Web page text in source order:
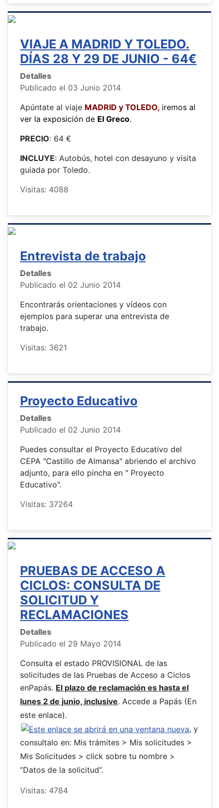
VIAJE A MADRID Y TOLEDO.
DÍAS 28 Y 29 DE JUNIO - 64€
Detalles
Publicado el 03 Junio 2014
Apúntate al viaje MADRID y TOLEDO, iremos al
ver la exposición de El Greco.
PRECIO: 64 €
INCLUYE: Autobús, hotel con desayuno y visita
guiada por Toledo.
Visitas: 4088
Entrevista de trabajo
Detalles
Publicado el 02 Junio 2014
Encontrarás orientaciones y vídeos con
ejemplos para superar una entrevista de
trabajo.
Visitas: 3621
Proyecto Educativo
Detalles
Publicado el 02 Junio 2014
Puedes consultar el Proyecto Educativo del
CEPA "Castillo de Almansa" abriendo el archivo
adjunto, para ello pincha en " Proyecto
Educativo".
Visitas: 37264
PRUEBAS DE ACCESO A
CICLOS: CONSULTA DE
SOLICITUD Y
RECLAMACIONES
Detalles
Publicado el 29 Mayo 2014
Consulta el estado PROVISIONAL de las
solicitudes de las Pruebas de Acceso a Ciclos
enPapás. El plazo de reclamación es hasta el
lunes 2 de junio, inclusive. Accede a Papás (En
este enlace).
, y
consultalo en: Mis trámites > Mis solicitudes >
Mis Solicitudes > click sobre tu nombre >
“Datos de la solicitud”.
Visitas: 4784